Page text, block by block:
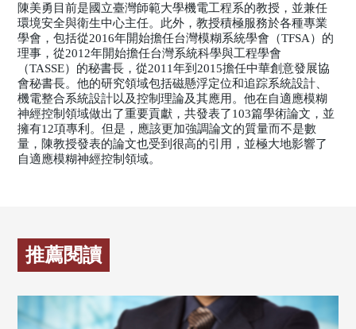
陳美勇目前是國立臺灣師範大學機電工程系的教授，並兼任
環境安全與衛生中心主任。此外，教授積極服務於各種專業
學會，包括從2016年開始擔任台灣模糊系統學會（TFSA）的
理事，從2012年開始擔任台灣系統科學與工程學會
（TASSE）的秘書長，從2011年到2015擔任中華創意發展協
會秘書長。他的研究領域包括磁懸浮定位和追踪系統設計、
機電整合系統設計以及控制理論及其應用。他在自適應模糊
神經控制領域做出了重要貢獻，共發表了103篇學術論文，並
擁有12項專利。但是，應該更加強調論文的質量而不是數
量，陳教授發表的論文也受到很高的引用，並極大地影響了
自適應模糊神經控制領域。
推薦閱讀